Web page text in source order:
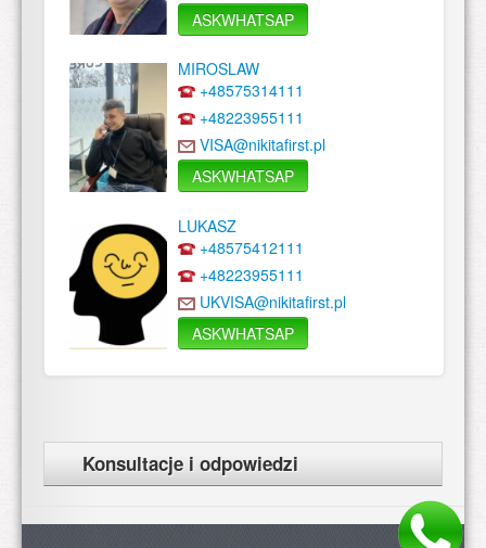
ASKWHATSAP
MIROSLAW
+48575314111
+48223955111
VISA@nikitafirst.pl
ASKWHATSAP
LUKASZ
+48575412111
+48223955111
UKVISA@nikitafirst.pl
ASKWHATSAP
Konsultacje i odpowiedzi